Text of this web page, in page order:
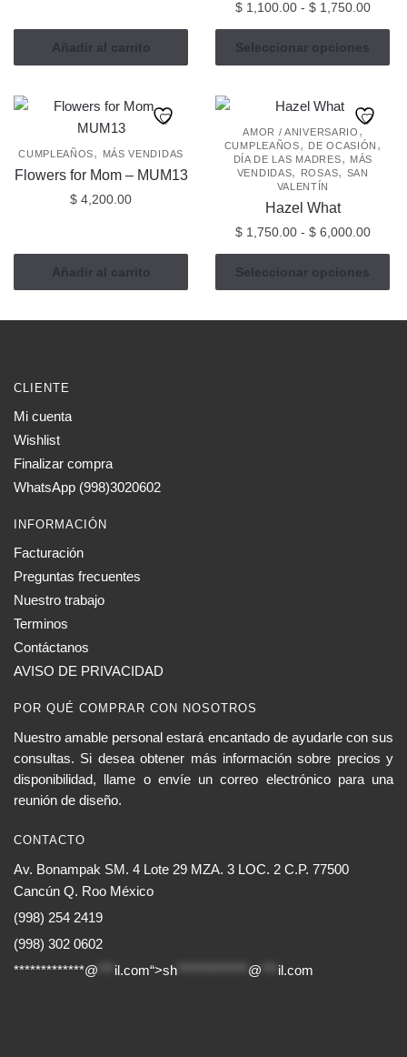
Añadir al carrito
$1,100.00 - $1,750.00Rango
de
desde
hasta
$
Seleccionar opciones
producto
múltiples
variantes.
Las
opciones
se
pueden
elegir
la
de
CUMPLEAÑOS, MÁS VENDIDAS
Flowers for Mom – MUM13
$ 4,200.00
Añadir al carrito
AMOR / ANIVERSARIO ,
CUMPLEAÑOS, DE OCASIÓN ,
DÍA DE LAS MADRES, MÁS
VENDIDAS, ROSAS, SAN
VALENTÍN
Hazel What
$1,750.00 - $6,000.00Rango
de
desde
Seleccionar opciones
Este
producto
CLIENTE
Mi cuenta
Wishlist
Finalizar compra
WhatsApp (998)3020602
INFORMACIÓN
Facturación
Preguntas frecuentes
Nuestro trabajo
Terminos
Contáctanos
AVISO DE PRIVACIDAD
POR QUÉ COMPRAR CON NOSOTROS
Nuestro amable personal estará encantado de ayudarle con sus
consultas. Si desea obtener más información sobre precios y
disponibilidad, llame o envíe un correo electrónico para una
reunión de diseño.
CONTACTO
Av. Bonampak SM. 4 Lote 29 MZA. 3 LOC. 2 C.P. 77500
Cancún Q. Roo México
(998) 254 2419
(998) 302 0602
*************@
il.com“>sh @ il.com